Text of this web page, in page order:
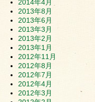
2014年4月
2013年8月
2013年6月
2013年3月
2013年2月
2013年1月
2012年11月
2012年8月
2012年7月
2012年4月
2012年3月